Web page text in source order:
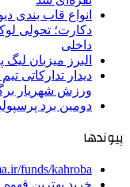
انواع قاب بندی
دکارت؛ تحولی
داخلی
البرز میزبان
دیدار تدارکاتی
ورزش شهریار
دومین برد
پیوندها
funds/kahroba
خرید بهترین